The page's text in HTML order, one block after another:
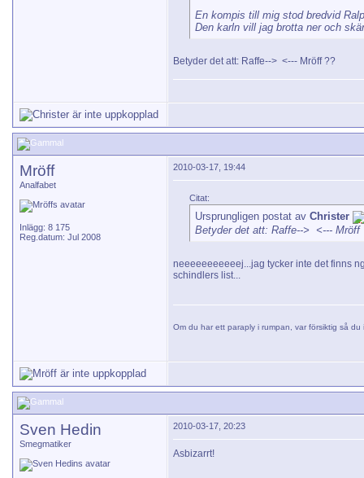
En kompis till mig stod bredvid
Den karln vill jag brotta ner och
Betyder det att: Raffe--> <--- Mröff ??
Mröff
Analfabet
Inlägg: 8 175
Reg.datum: Jul 2008
2010-03-17, 19:44
Citat:
Ursprungligen postat av Christer
Betyder det att: Raffe--> <--- Mröff
neeeeeeeeeeej...jag tycker inte det finns
schindlers list...
Om du har ett paraply i rumpan, var försiktig så
Sven Hedin
Smegmatiker
2010-03-17, 20:23
Asbizarrt!